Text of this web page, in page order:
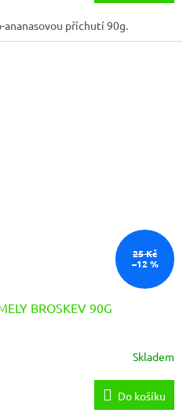
ananasovou příchutí 90g.
25 Kč
–12 %
BROSKEV 90G
Skladem
Do košíku